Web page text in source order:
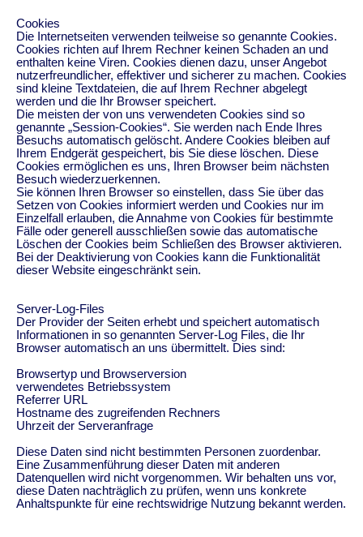
Cookies
Die Internetseiten verwenden teilweise so genannte Cookies.
Cookies richten auf Ihrem Rechner keinen Schaden an und
enthalten keine Viren. Cookies dienen dazu, unser Angebot
nutzerfreundlicher, effektiver und sicherer zu machen. Cookies
sind kleine Textdateien, die auf Ihrem Rechner abgelegt
werden und die Ihr Browser speichert.
Die meisten der von uns verwendeten Cookies sind so
genannte „Session-Cookies“. Sie werden nach Ende Ihres
Besuchs automatisch gelöscht. Andere Cookies bleiben auf
Ihrem Endgerät gespeichert, bis Sie diese löschen. Diese
Cookies ermöglichen es uns, Ihren Browser beim nächsten
Besuch wiederzuerkennen.
Sie können Ihren Browser so einstellen, dass Sie über das
Setzen von Cookies informiert werden und Cookies nur im
Einzelfall erlauben, die Annahme von Cookies für bestimmte
Fälle oder generell ausschließen sowie das automatische
Löschen der Cookies beim Schließen des Browser aktivieren.
Bei der Deaktivierung von Cookies kann die Funktionalität
dieser Website eingeschränkt sein.
Server-Log-Files
Der Provider der Seiten erhebt und speichert automatisch
Informationen in so genannten Server-Log Files, die Ihr
Browser automatisch an uns übermittelt. Dies sind:
Browsertyp und Browserversion
verwendetes Betriebssystem
Referrer URL
Hostname des zugreifenden Rechners
Uhrzeit der Serveranfrage
Diese Daten sind nicht bestimmten Personen zuordenbar.
Eine Zusammenführung dieser Daten mit anderen
Datenquellen wird nicht vorgenommen. Wir behalten uns vor,
diese Daten nachträglich zu prüfen, wenn uns konkrete
Anhaltspunkte für eine rechtswidrige Nutzung bekannt werden.